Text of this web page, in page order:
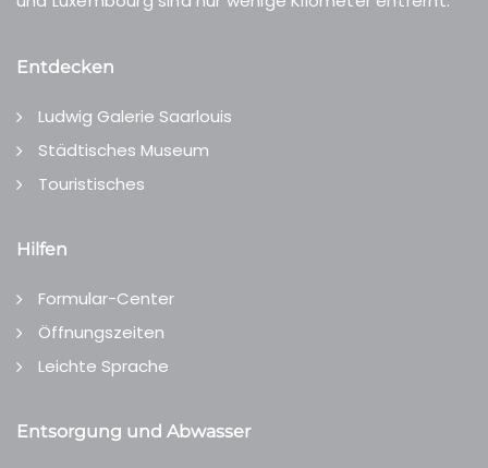
Entdecken
Ludwig Galerie Saarlouis
Städtisches Museum
Touristisches
Hilfen
Formular-Center
Öffnungszeiten
Leichte Sprache
Entsorgung und Abwasser